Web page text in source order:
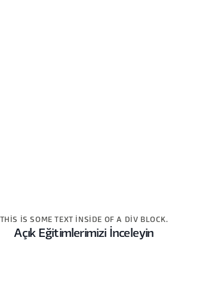
THIS IS SOME TEXT INSIDE OF A DIV BLOCK.
Açık Eğitimlerimizi İnceleyin